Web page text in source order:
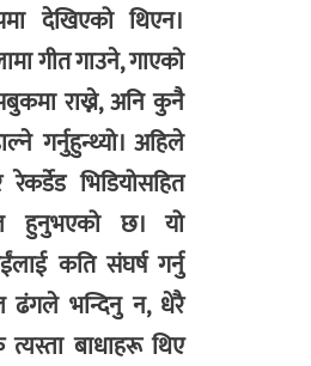
देखिएको थिएन।
गीत गाउने, गाएको
राख्ने, अनि कुनै
गर्नुहुन्थ्यो। अहिले
भिडियोसहित
हुनुभएको छ। यो
कति संघर्ष गर्नु
ढंगले भन्दिनु न, धेरै
बाधाहरू थिए